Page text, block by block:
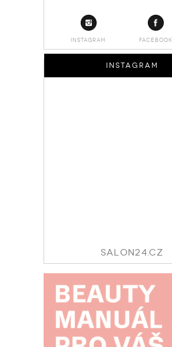
INSTAGRAM FACEBOOK
INSTAGRAM
SALON24.CZ